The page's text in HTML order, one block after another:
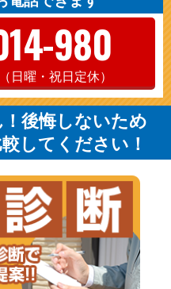
980
日曜・祝日定休）
後悔しないため
してください！